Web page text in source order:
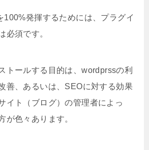
100%発揮するためには、プラグイ
必須です。
トールする目的は、wordprssの利
善、あるいは、SEOに対する効果
イト（ブログ）の管理者によっ
が色々あります。